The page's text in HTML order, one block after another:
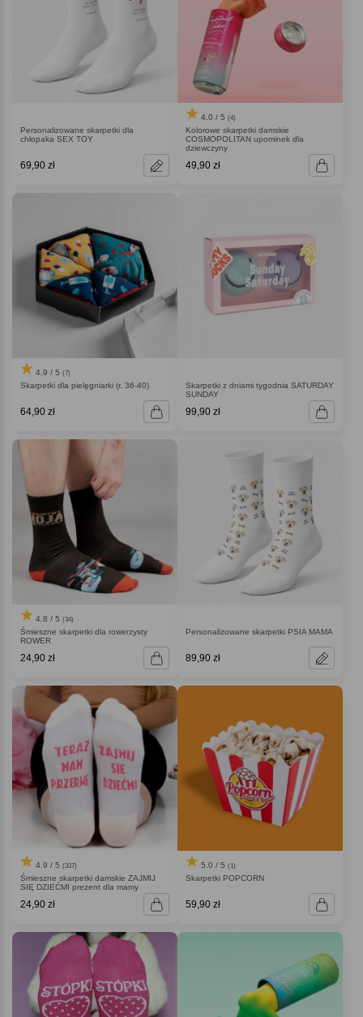
Personalizowane skarpetki dla
chłopaka SEX TOY
69,90 zł
4.0 / 5 (4)
Kolorowe skarpetki damskie
COSMOPOLITAN upominek dla
dziewczyny
49,90 zł
4.9 / 5 (7)
Skarpetki dla pielęgniarki (r. 36-40)
64,90 zł
Skarpetki z dniami tygodnia SATURDAY
SUNDAY
99,90 zł
4.8 / 5 (34)
Śmieszne skarpetki dla rowerzysty
ROWER
24,90 zł
Personalizowane skarpetki PSIA MAMA
89,90 zł
4.9 / 5 (337)
Śmieszne skarpetki damskie ZAJMIJ
SIĘ DZIEĆMI prezent dla mamy
24,90 zł
5.0 / 5 (1)
Skarpetki POPCORN
59,90 zł